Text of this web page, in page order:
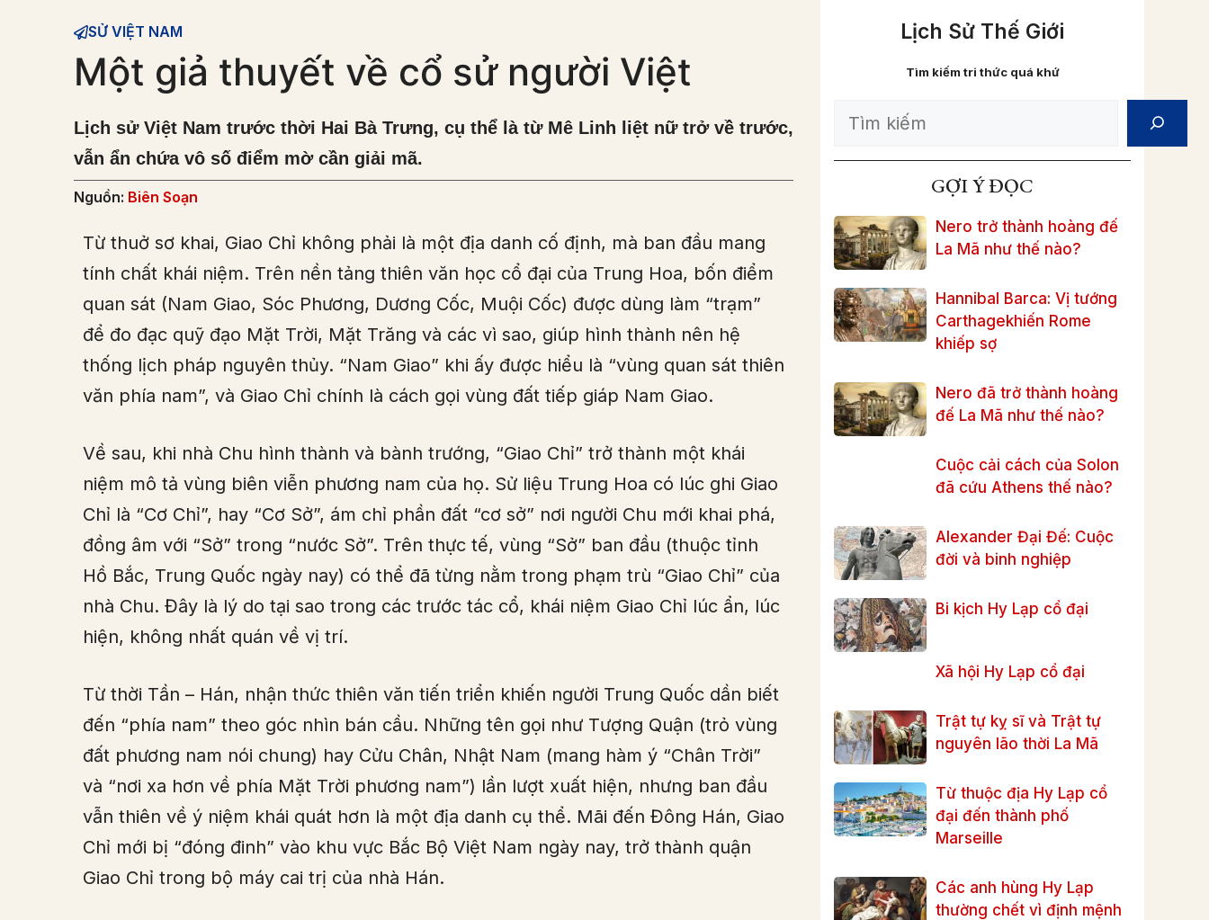
SỬ VIỆT NAM
Một giả thuyết về cổ sử người Việt
Lịch sử Việt Nam trước thời Hai Bà Trưng, cụ thể là từ Mê Linh liệt nữ trở về trước,
vẫn ẩn chứa vô số điểm mờ cần giải mã.
Nguồn: Biên Soạn
Từ thuở sơ khai, Giao Chỉ không phải là một địa danh cố định, mà ban đầu mang
tính chất khái niệm. Trên nền tảng thiên văn học cổ đại của Trung Hoa, bốn điểm
quan sát (Nam Giao, Sóc Phương, Dương Cốc, Muội Cốc) được dùng làm “trạm”
để đo đạc quỹ đạo Mặt Trời, Mặt Trăng và các vì sao, giúp hình thành nên hệ
thống lịch pháp nguyên thủy. “Nam Giao” khi ấy được hiểu là “vùng quan sát thiên
văn phía nam”, và Giao Chỉ chính là cách gọi vùng đất tiếp giáp Nam Giao.
Về sau, khi nhà Chu hình thành và bành trướng, “Giao Chỉ” trở thành một khái
niệm mô tả vùng biên viễn phương nam của họ. Sử liệu Trung Hoa có lúc ghi Giao
Chỉ là “Cơ Chỉ”, hay “Cơ Sở”, ám chỉ phần đất “cơ sở” nơi người Chu mới khai phá,
đồng âm với “Sở” trong “nước Sở”. Trên thực tế, vùng “Sở” ban đầu (thuộc tỉnh
Hồ Bắc, Trung Quốc ngày nay) có thể đã từng nằm trong phạm trù “Giao Chỉ” của
nhà Chu. Đây là lý do tại sao trong các trước tác cổ, khái niệm Giao Chỉ lúc ẩn, lúc
hiện, không nhất quán về vị trí.
Từ thời Tần – Hán, nhận thức thiên văn tiến triển khiến người Trung Quốc dần biết
đến “phía nam” theo góc nhìn bán cầu. Những tên gọi như Tượng Quận (trỏ vùng
đất phương nam nói chung) hay Cửu Chân, Nhật Nam (mang hàm ý “Chân Trời”
và “nơi xa hơn về phía Mặt Trời phương nam”) lần lượt xuất hiện, nhưng ban đầu
vẫn thiên về ý niệm khái quát hơn là một địa danh cụ thể. Mãi đến Đông Hán, Giao
Chỉ mới bị “đóng đinh” vào khu vực Bắc Bộ Việt Nam ngày nay, trở thành quận
Giao Chỉ trong bộ máy cai trị của nhà Hán.
Lịch Sử Thế Giới
Tìm kiếm tri thức quá khứ
Search
GỢI Ý ĐỌC
Nero trở thành hoàng đế
La Mã như thế nào?
Hannibal Barca: Vị tướng
Carthagekhiến Rome
khiếp sợ
Nero đã trở thành hoàng
đế La Mã như thế nào?
Cuộc cải cách của Solon
đã cứu Athens thế nào?
Alexander Đại Đế: Cuộc
đời và binh nghiệp
Bi kịch Hy Lạp cổ đại
Xã hội Hy Lạp cổ đại
Trật tự kỵ sĩ và Trật tự
nguyên lão thời La Mã
Từ thuộc địa Hy Lạp cổ
đại đến thành phố
Marseille
Các anh hùng Hy Lạp
thường chết vì định mệnh